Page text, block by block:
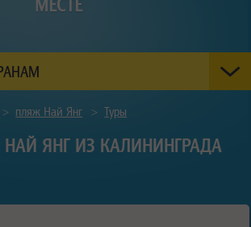
> пляж Най Янг > Туры
ЯНГ ИЗ КАЛИНИНГРАДА